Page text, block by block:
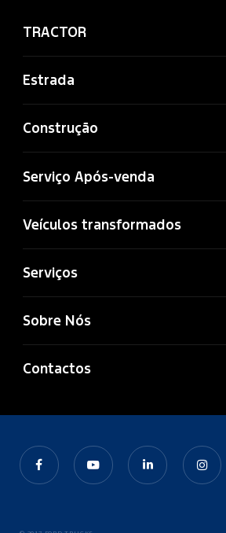
TRACTOR
Estrada
Construção
Serviço Após-venda
Veículos transformados
Serviços
Sobre Nós
Contactos